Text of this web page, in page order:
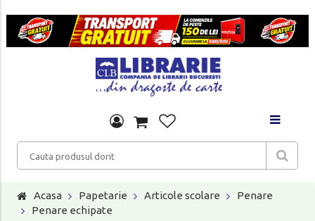
Acasa Papetarie Articole scolare
Penare
Penare echipate